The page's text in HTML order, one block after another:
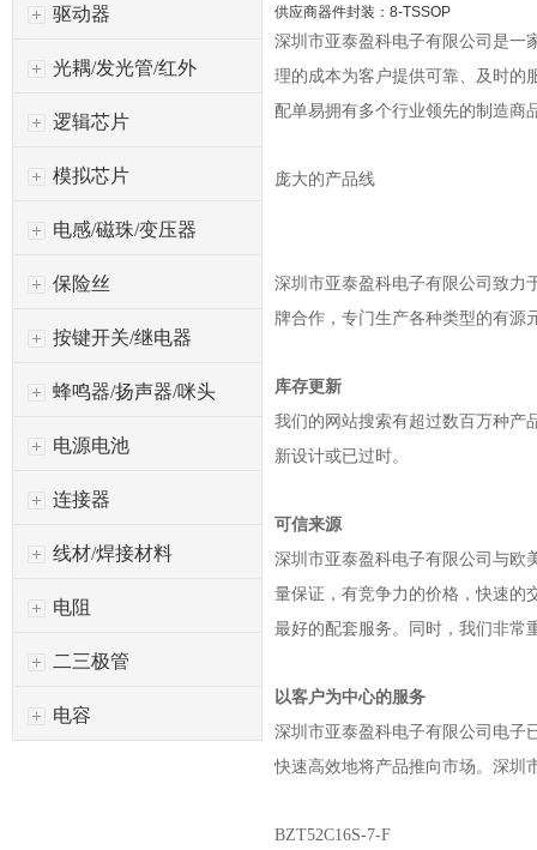
驱动器
光耦/发光管/红外
逻辑芯片
模拟芯片
电感/磁珠/变压器
保险丝
按键开关/继电器
蜂鸣器/扬声器/咪头
电源电池
连接器
线材/焊接材料
电阻
二三极管
电容
供应商器件封装：8-TSSOP
深圳市亚泰盈科电子有限公司是一
理的成本为客户提供可靠、及时的
配单易拥有多个行业领先的制造商
庞大的产品线
深圳市亚泰盈科电子有限公司致力
牌合作，专门生产各种类型的有源
库存更新
我们的网站搜索有超过数百万种产
新设计或已过时。
可信来源
深圳市亚泰盈科电子有限公司与欧
量保证，有竞争力的价格，快速的
最好的配套服务。同时，我们非常
以客户为中心的服务
深圳市亚泰盈科电子有限公司 电子
快速高效地将产品推向市场。深圳
BZT52C16S-7-F